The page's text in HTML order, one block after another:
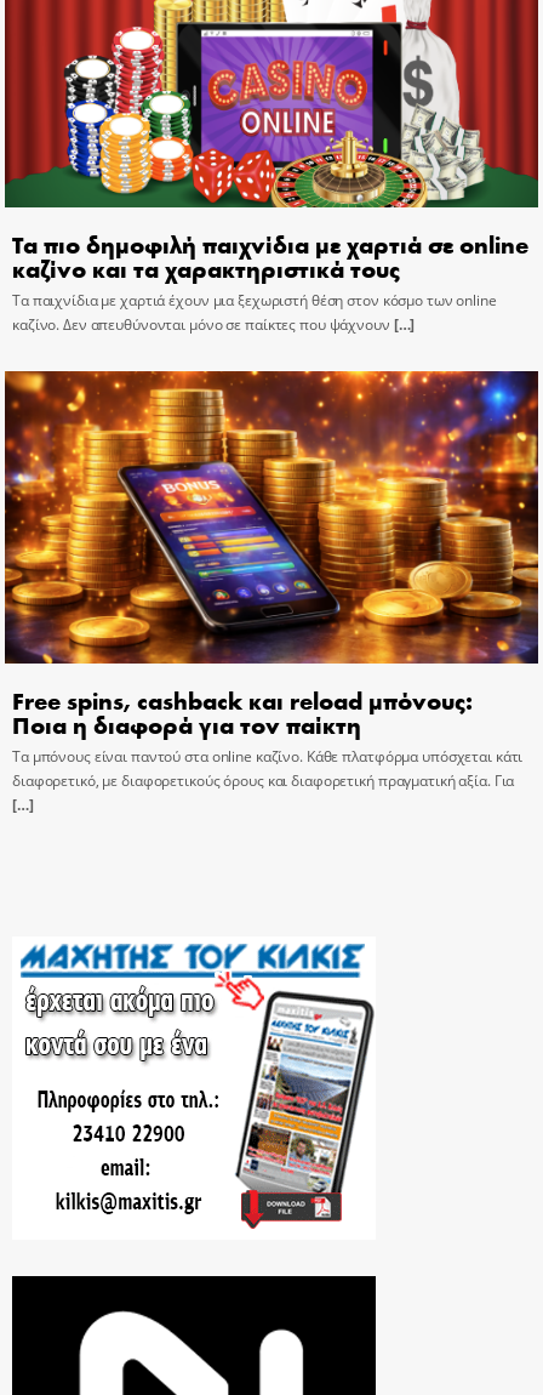
Τα πιο δημοφιλή παιχνίδια με χαρτιά σε online
καζίνο και τα χαρακτηριστικά τους
Τα παιχνίδια με χαρτιά έχουν μια ξεχωριστή θέση στον κόσμο των online
καζίνο. Δεν απευθύνονται μόνο σε παίκτες που ψάχνουν […]
Free spins, cashback και reload μπόνους:
Ποια η διαφορά για τον παίκτη
Τα μπόνους είναι παντού στα online καζίνο. Κάθε πλατφόρμα υπόσχεται κάτι
διαφορετικό, με διαφορετικούς όρους και διαφορετική πραγματική αξία. Για
[…]